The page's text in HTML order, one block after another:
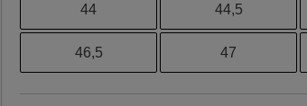
44 44,5
46,5 47